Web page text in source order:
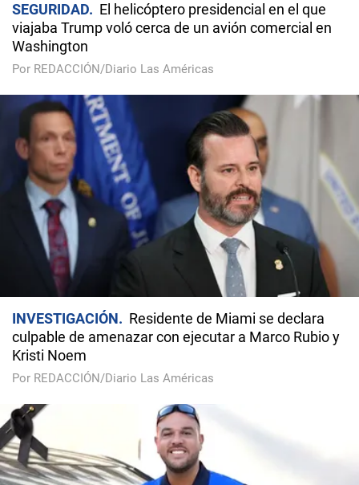
SEGURIDAD
El helicóptero presidencial en el que
viajaba Trump voló cerca de un avión comercial en
Washington
Por REDACCIÓN/Diario Las Américas
INVESTIGACIÓN
Residente de Miami se declara
culpable de amenazar con ejecutar a Marco Rubio y
Kristi Noem
Por REDACCIÓN/Diario Las Américas